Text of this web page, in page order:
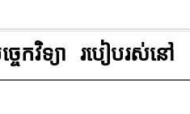
ចេកវិទ្យា របៀបរស់នៅ